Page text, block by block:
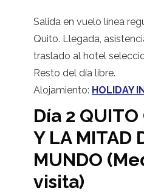
Salida en vuelo línea
Quito. Llegada,
traslado al hotel
Resto del día libre.
Alojamiento: HOLIDAY
Día 2
Y LA MITAD
MUNDO
visita)